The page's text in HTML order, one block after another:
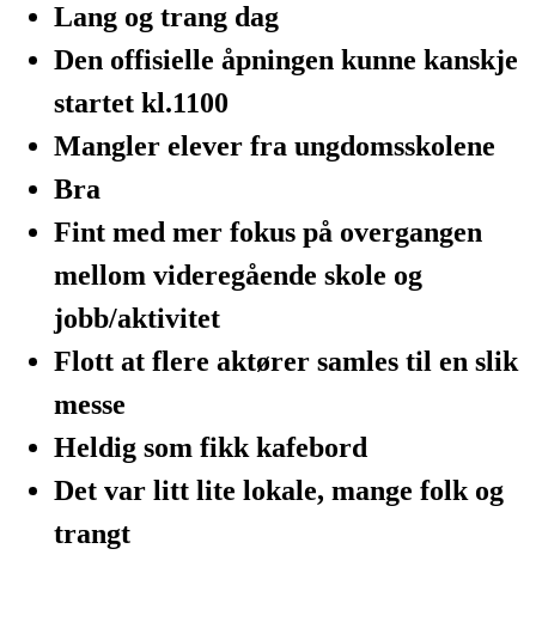
Lang og trang dag
Den offisielle åpningen kunne kanskje
startet kl.1100
Mangler elever fra ungdomsskolene
Bra
Fint med mer fokus på overgangen
mellom videregående skole og
jobb/aktivitet
Flott at flere aktører samles til en slik
messe
Heldig som fikk kafebord
Det var litt lite lokale, mange folk og
trangt